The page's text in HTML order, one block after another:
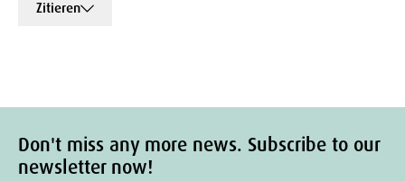
Zitieren
Don't miss any more news. Subscribe to our
newsletter now!